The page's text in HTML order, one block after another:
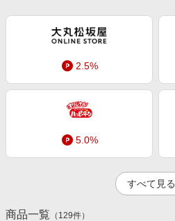
百貨店・総合ECモール
ファッション・インナー・小物
食品・スイーツ・お酒
日用品・キッチン用品
コスメ・健康・医薬品
キッズ・ベビー用品
家電・PC・スマホ・カメラ
初回購入者限定特典
新着ストアのご紹介
電子書籍特集
旅行特集
友達紹介
楽天IDでログイン/会員登録
2.5%
5.0%
4.5%
すべて見る
商品一覧 （ 129件）